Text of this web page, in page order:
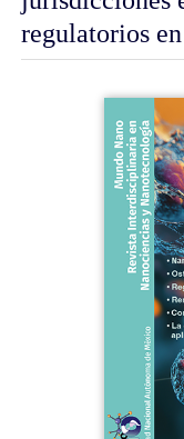
regulatorios